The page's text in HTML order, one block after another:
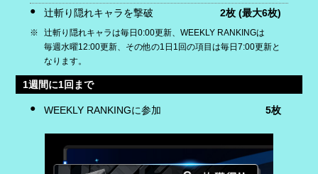
辻斬り隠れキャラを撃破
2枚 (最大6枚)
辻斬り隠れキャラは毎日0:00更新、WEEKLY RANKINGは
毎週水曜12:00更新、その他の1日1回の項目は毎日7:00更新と
なります。
1週間に1回まで
WEEKLY RANKINGに参加 5枚